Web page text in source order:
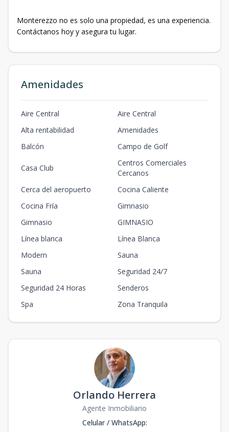
Monterezzo no es solo una propiedad, es una experiencia.
Contáctanos hoy y asegura tu lugar.
Amenidades
Aire Central
Aire Central
Alta rentabilidad
Amenidades
Balcón
Campo de Golf
Casa Club
Centros Comerciales
Cercanos
Cerca del aeropuerto
Cocina Caliente
Cocina Fría
Gimnasio
Gimnasio
GIMNASIO
Línea blanca
Línea Blanca
Modern
Sauna
Sauna
Seguridad 24/7
Seguridad 24 Horas
Senderos
Spa
Zona Tranquila
Orlando Herrera
Agente Inmobiliario
Celular / WhatsApp: